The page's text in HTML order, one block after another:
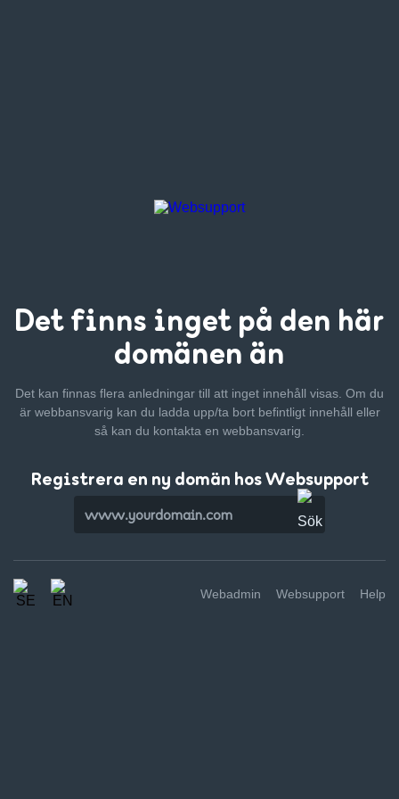
Det finns inget på den här
domänen än
Det kan finnas flera anledningar till att inget innehåll visas. Om du
är webbansvarig kan du ladda upp/ta bort befintligt innehåll eller
så kan du kontakta en webbansvarig.
Registrera en ny domän hos Websupport
Webadmin Websupport Help